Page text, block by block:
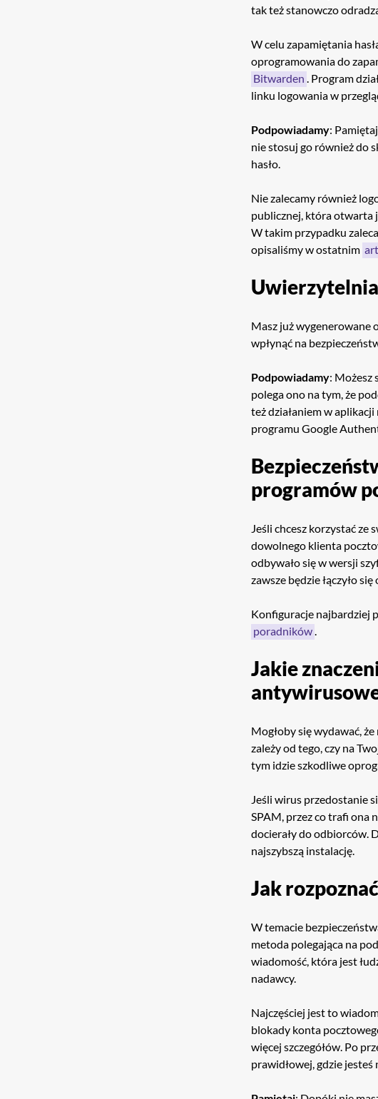
tak też stanowczo
W celu zapamiętania
oprogramowania do
Bitwarden . Program
linku logowania w
Podpowiadamy:
nie stosuj go również do
hasło.
Nie zalecamy również
publicznej, która otwarta
W takim przypadku
opisaliśmy w ostatnim
Masz już wygenerowane
wpłynąć na
Podpowiadamy: Możesz
polega ono na tym, że
też działaniem w
programu Google
programów
Jeśli chcesz korzystać ze
dowolnego klienta
odbywało się w wersji
zawsze będzie łączyło
Konfiguracje najbardziej
poradników.
Jakie
Mogłoby się wydawać,
zależy od tego, czy na
tym idzie szkodliwe
Jeśli wirus przedostanie
SPAM, przez co trafi ona
docierały do odbiorców.
najszybszą instalację.
Jak
W temacie
metoda polegająca na
wiadomość, która jest
nadawcy.
Najczęściej jest to
blokady konta
więcej szczegółów. Po
prawidłowej, gdzie